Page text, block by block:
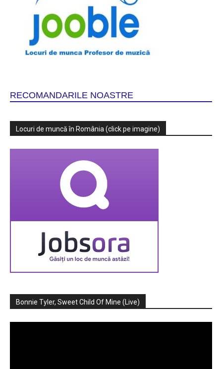
RECOMANDARILE NOASTRE
Locuri de muncă în România (click pe imagine)
Bonnie Tyler, Sweet Child Of Mine (Live)